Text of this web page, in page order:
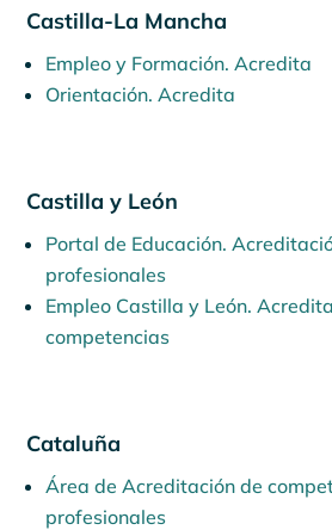
Castilla-La Mancha
Empleo y Formación. Acredita
Orientación. Acredita
Castilla y León
Portal de Educación.
profesionales
Empleo Castilla y León.
competencias
Cataluña
Área de Acreditación de
profesionales